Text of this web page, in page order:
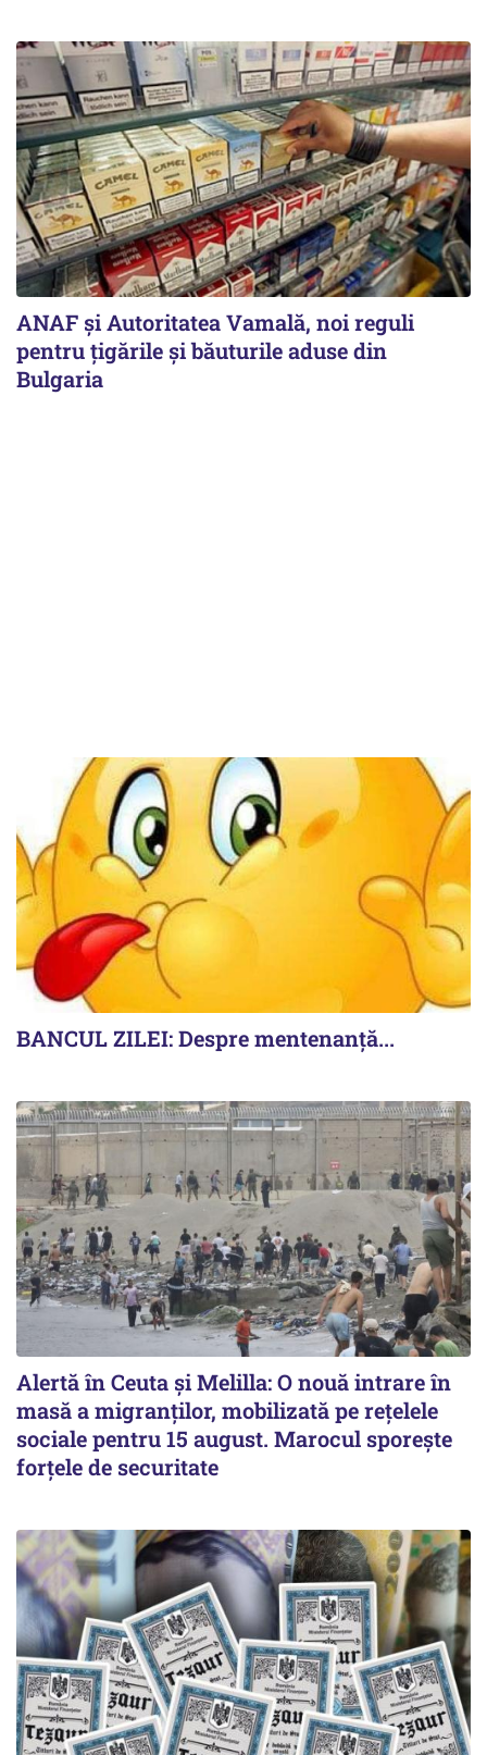
ANAF și Autoritatea Vamală, noi reguli
pentru țigările și băuturile aduse din
Bulgaria
BANCUL ZILEI: Despre mentenanță...
Alertă în Ceuta și Melilla: O nouă intrare în
masă a migranților, mobilizată pe rețelele
sociale pentru 15 august. Marocul sporește
forțele de securitate